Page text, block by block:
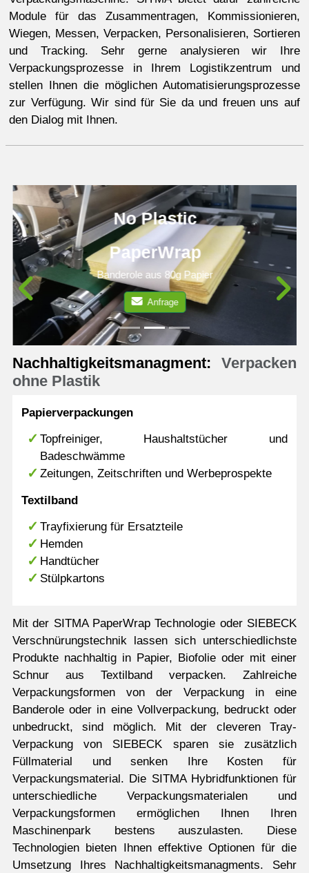
Module für das Zusammentragen, Kommissionieren,
Wiegen, Messen, Verpacken, Personalisieren, Sortieren
und Tracking. Sehr gerne analysieren wir Ihre
Verpackungsprozesse in Ihrem Logistikzentrum und
stellen Ihnen die möglichen Automatisierungsprozesse
zur Verfügung. Wir sind für Sie da und freuen uns auf
den Dialog mit Ihnen.
No Plastic
PaperWrap
Banderole aus 80g Papier
Anfrage
Previous
Nachhaltigkeitsmanagment: Verpacken
ohne Plastik
Papierverpackungen
Topfreiniger, Haushaltstücher und
Badeschwämme
Zeitungen, Zeitschriften und Werbeprospekte
Textilband
Trayfixierung für Ersatzteile
Hemden
Handtücher
Stülpkartons
Mit der SITMA PaperWrap Technologie oder SIEBECK
Verschnürungstechnik lassen sich unterschiedlichste
Produkte nachhaltig in Papier, Biofolie oder mit einer
Schnur aus Textilband verpacken. Zahlreiche
Verpackungsformen von der Verpackung in eine
Banderole oder in eine Vollverpackung, bedruckt oder
unbedruckt, sind möglich. Mit der cleveren Tray-
Verpackung von SIEBECK sparen sie zusätzlich
Füllmaterial und senken Ihre Kosten für
Verpackungsmaterial. Die SITMA Hybridfunktionen für
unterschiedliche Verpackungsmaterialen und
Verpackungsformen ermöglichen Ihnen Ihren
Maschinenpark bestens auszulasten. Diese
Technologien bieten Ihnen effektive Optionen für die
Umsetzung Ihres Nachhaltigkeitsmanagments. Sehr